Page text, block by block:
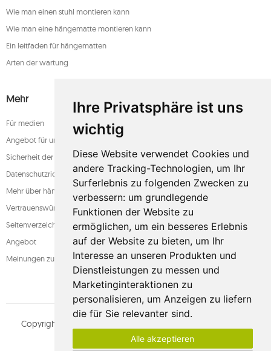
Ihre Privatsphäre ist uns
wichtig
Diese Website verwendet Cookies und
andere Tracking-Technologien, um Ihr
Surferlebnis zu folgenden Zwecken zu
verbessern: um grundlegende
Funktionen der Website zu
ermöglichen, um ein besseres Erlebnis
auf der Website zu bieten, um Ihr
Interesse an unseren Produkten und
Dienstleistungen zu messen und
Marketinginteraktionen zu
personalisieren, um Anzeigen zu liefern
die für Sie relevanter sind.
Alle akzeptieren
Wie man einen stuhl montieren kann
Wie man eine hängematte montieren kann
Ein leitfaden für hängematten
Arten der wartung
Mehr
Für medien
Angebot für unternehmen
Sicherheit der zahlung
Datenschutzrichtlinie
Mehr über hängematten
Vertrauenswürdiger laden
Seitenverzeichnis
Angebot
Meinungen zum shop
Copyright © whamaku.pl. Alle Rechte vorbehalten.
interactive